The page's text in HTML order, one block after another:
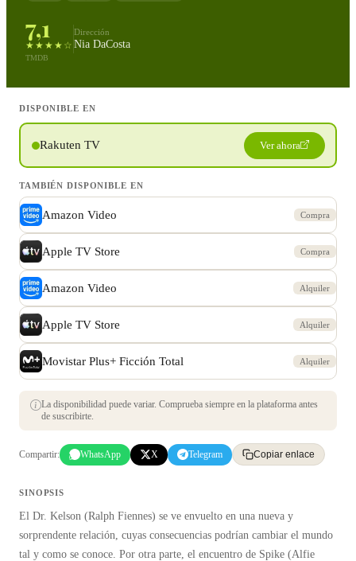
7,1
★★★★☆
TMDB
Dirección
Nia DaCosta
DISPONIBLE EN
Rakuten TV Ver ahora
TAMBIÉN DISPONIBLE EN
Amazon Video Compra
Apple TV Store Compra
Amazon Video Alquiler
Apple TV Store Alquiler
Movistar Plus+ Ficción Total Alquiler
La disponibilidad puede variar. Comprueba siempre en la plataforma antes
de suscribirte.
Compartir: WhatsApp X Telegram Copiar enlace
SINOPSIS
El Dr. Kelson (Ralph Fiennes) se ve envuelto en una nueva y
sorprendente relación, cuyas consecuencias podrían cambiar el mundo
tal y como se conoce. Por otra parte, el encuentro de Spike (Alfie